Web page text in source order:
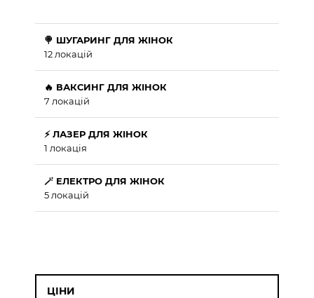
🍭 ШУГАРИНГ ДЛЯ ЖІНОК
12 локацій
🔥 ВАКСИНГ ДЛЯ ЖІНОК
7 локацій
⚡ ЛАЗЕР ДЛЯ ЖІНОК
1 локація
🪄 ЕЛЕКТРО ДЛЯ ЖІНОК
5 локацій
ЦІНИ